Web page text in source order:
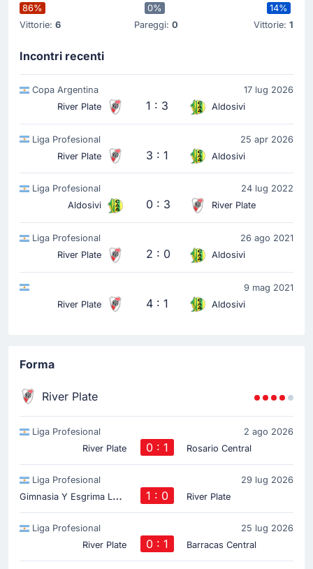
Inizio della partita
86%
Vittorie: 6
0%
Pareggi:0
14%
Vittorie: 1
Incontri recenti
Copa Argentina
17 lug 2026
River Plate
1 : 3 Aldosivi
Liga Profesional
25 apr 2026
River Plate
3 : 1 Aldosivi
Liga Profesional
24 lug 2022
Aldosivi
0 : 3 River Plate
Liga Profesional
26 ago 2021
River Plate
2 : 0 Aldosivi
9 mag 2021
River Plate
4 : 1 Aldosivi
Forma
River Plate
Liga Profesional
2 ago 2026
River Plate
0 : 1 Rosario Central
Liga Profesional 29 lug 2026
G
imnasia Y Esgrima La Plata 1 : 0 River Plate
Liga Profesional
25 lug 2026
River Plate
0 : 1 Barracas Central